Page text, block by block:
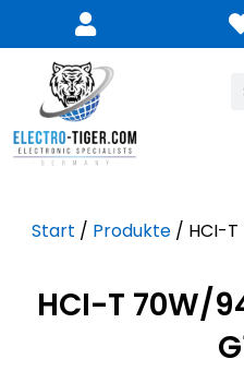
Start / Produkte/ HCI-T
HCI-T 70W/